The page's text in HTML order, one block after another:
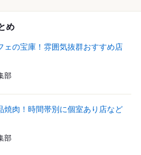
め
ェの宝庫！雰囲気抜群おすすめ店
部
焼肉！時間帯別に個室あり店など
部